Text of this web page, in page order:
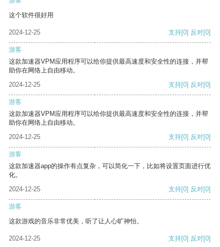
这个软件很好用
2024-12-25 支持[0] 反对[0]
游客
这款加速器VPM应用程序可以给你提供最高速度和安全性的连接，并帮
助你在网络上自由移动。
2024-12-25
支持[0] 反对[0]
游客
这款加速器VPM应用程序可以给你提供最高速度和安全性的连接，并帮
助你在网络上自由移动。
2024-12-25
支持[0] 反对[0]
游客
这款加速器app的操作有点复杂，可以简化一下，比如将设置页面进行优
化。
2024-12-25
支持[0] 反对[0]
游客
这款游戏的音乐非常优美，听了让人心旷神怡。
2024-12-25 支持[0] 反对[0]